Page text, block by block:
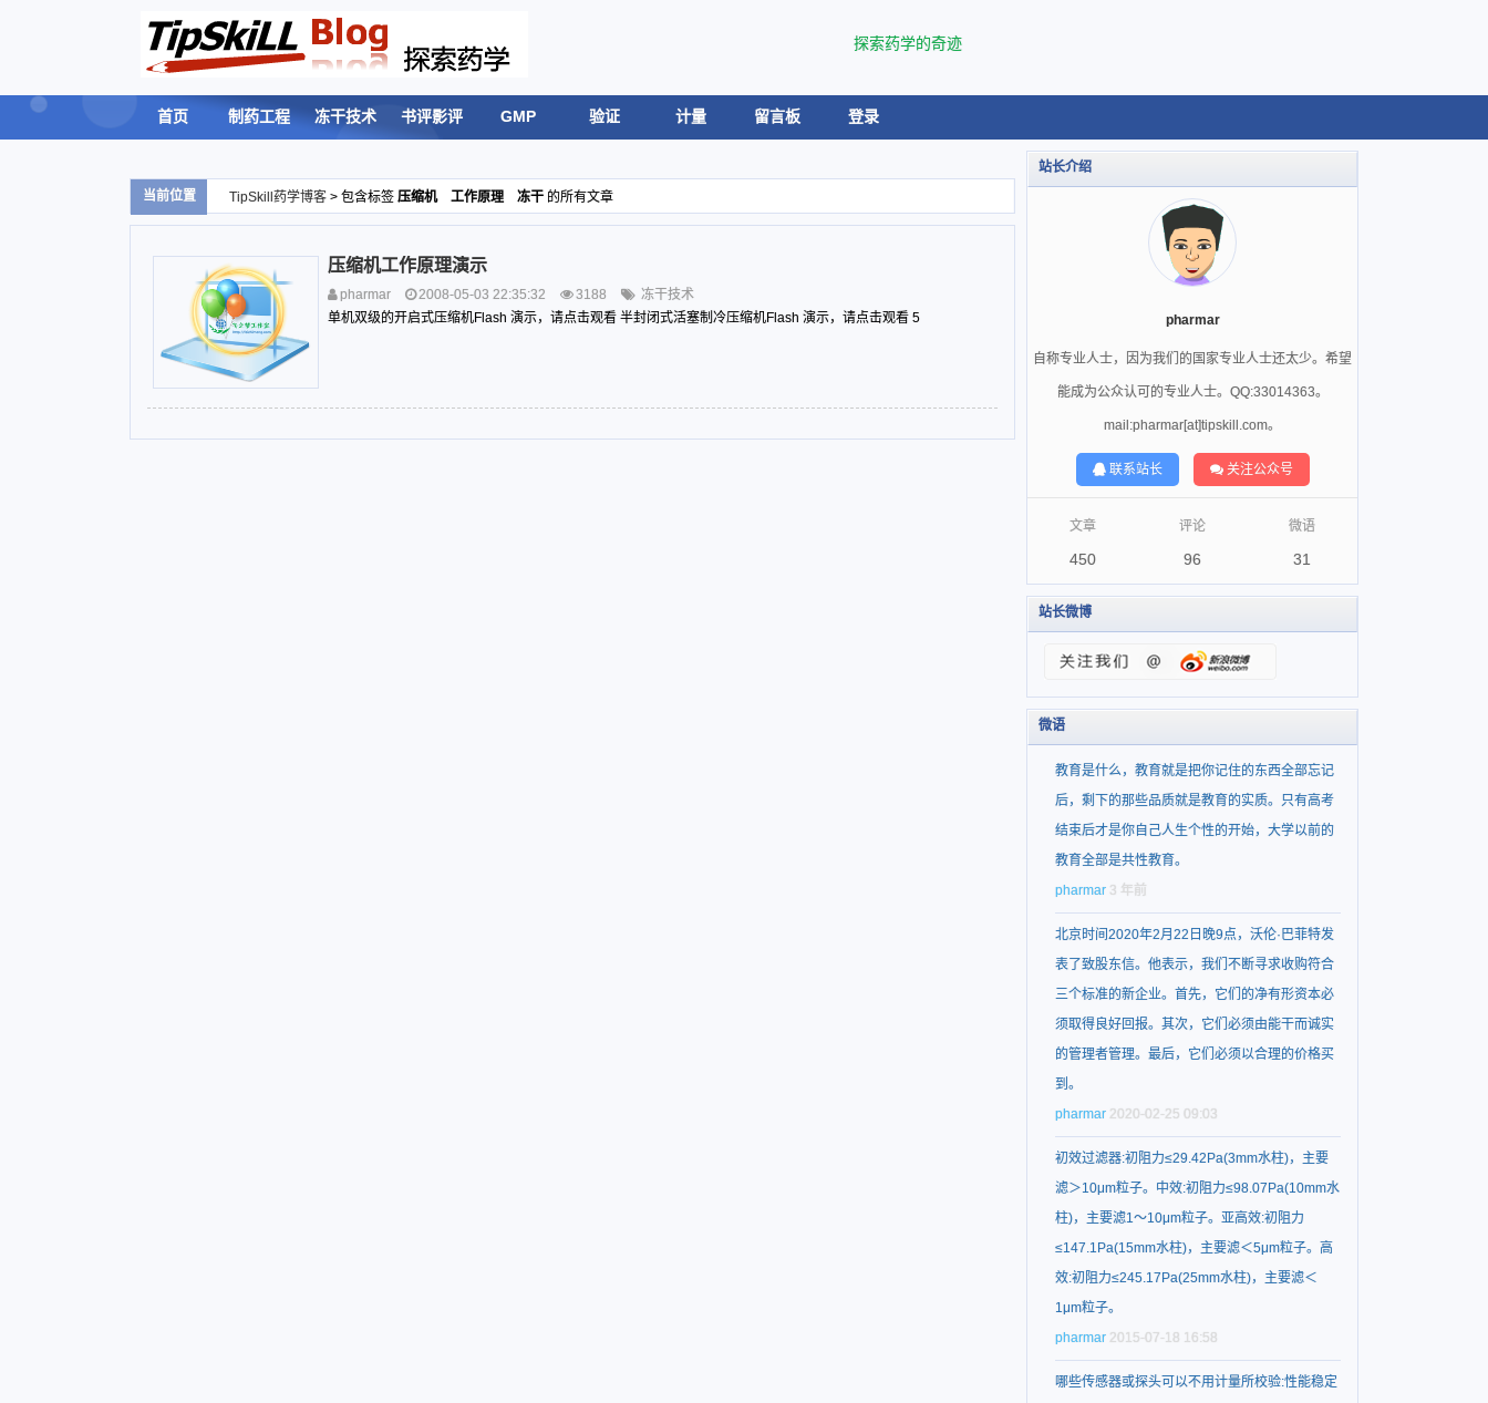
探索药学的奇迹
首页 制药工程 冻干技术 书评影评 GMP 验证 计量 留言板 登录
SELECT emlog_rsslogs.log,emlog_rssfeeds.title FROM emlog_rsslogs INNER JOIN
emlog_rssfeeds ON emlog_rsslogs.rssid = emlog_rssfeeds.id ORDER BY
emlog_rsslogs.id DESC limit 5
error: 1146 , Table 'tipskill_emlog654.emlog_rsslogs' doesn't exist
当前位置 TipSkill药学博客 > 包含标签 压缩机 工作原理 冻干 的所有文章
压缩机工作原理演示
pharmar 2008-05-03 22:35:32 3188
冻干技术
单机双级的开启式压缩机Flash 演示，请点击观看 半封闭式活塞制冷压缩机Flash 演示，请点击观看 5
站长介绍
pharmar
自称专业人士，因为我们的国家专业人士还太少。希望
能成为公众认可的专业人士。QQ:33014363。
mail:pharmar[at]tipskill.com。
联系站长 关注公众号
文章
450
评论
96
微语
31
站长微博
微语
教育是什么，教育就是把你记住的东西全部忘记
后，剩下的那些品质就是教育的实质。只有高考
结束后才是你自己人生个性的开始，大学以前的
教育全部是共性教育。
pharmar 3 年前
北京时间2020年2月22日晚9点，沃伦·巴菲特发
表了致股东信。他表示，我们不断寻求收购符合
三个标准的新企业。首先，它们的净有形资本必
须取得良好回报。其次，它们必须由能干而诚实
的管理者管理。最后，它们必须以合理的价格买
到。
pharmar 2020-02-25 09:03
初效过滤器:初阻力≤29.42Pa(3mm水柱)，主要
滤＞10μm粒子。中效:初阻力≤98.07Pa(10mm水
柱)，主要滤1～10μm粒子。亚高效:初阻力
≤147.1Pa(15mm水柱)，主要滤＜5μm粒子。高
效:初阻力≤245.17Pa(25mm水柱)，主要滤＜
1μm粒子。
pharmar 2015-07-18 16:58
哪些传感器或探头可以不用计量所校验:性能稳定